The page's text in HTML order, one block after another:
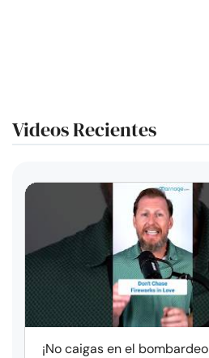
Videos Recientes
¡No caigas en el bombardeo